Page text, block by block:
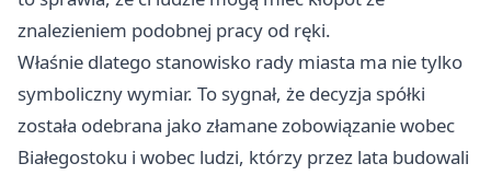
znalezieniem podobnej pracy od ręki.
Właśnie dlatego stanowisko rady miasta ma nie tylko
symboliczny wymiar. To sygnał, że decyzja spółki
została odebrana jako złamane zobowiązanie wobec
Białegostoku i wobec ludzi, którzy przez lata budowali